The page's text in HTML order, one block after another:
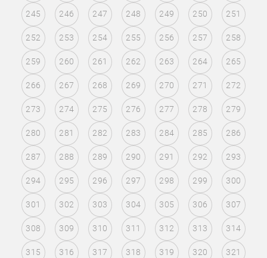
245 246 247 248 249 250 251
252 253 254 255 256 257 258
259 260 261 262 263 264 265
266 267 268 269 270 271 272
273 274 275 276 277 278 279
280 281 282 283 284 285 286
287 288 289 290 291 292 293
294 295 296 297 298 299 300
301 302 303 304 305 306 307
308 309 310 311 312 313 314
315 316 317 318 319 320 321